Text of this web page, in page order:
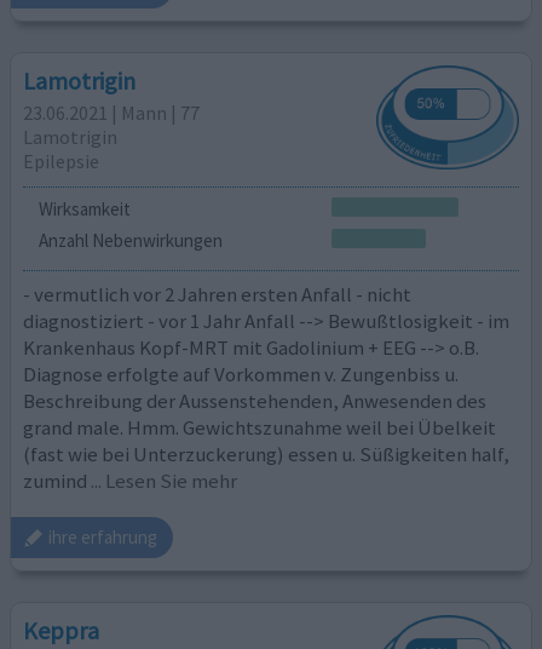
Lamotrigin
23.06.2021 | Mann | 77
Lamotrigin
Epilepsie
Wirksamkeit
Anzahl Nebenwirkungen
- vermutlich vor 2 Jahren ersten Anfall - nicht
diagnostiziert - vor 1 Jahr Anfall --> Bewußtlosigkeit - im
Krankenhaus Kopf-MRT mit Gadolinium + EEG --> o.B.
Diagnose erfolgte auf Vorkommen v. Zungenbiss u.
Beschreibung der Aussenstehenden, Anwesenden des
grand male. Hmm. Gewichtszunahme weil bei Übelkeit
(fast wie bei Unterzuckerung) essen u. Süßigkeiten half,
zumind ... Lesen Sie mehr
ihre erfahrung
Keppra